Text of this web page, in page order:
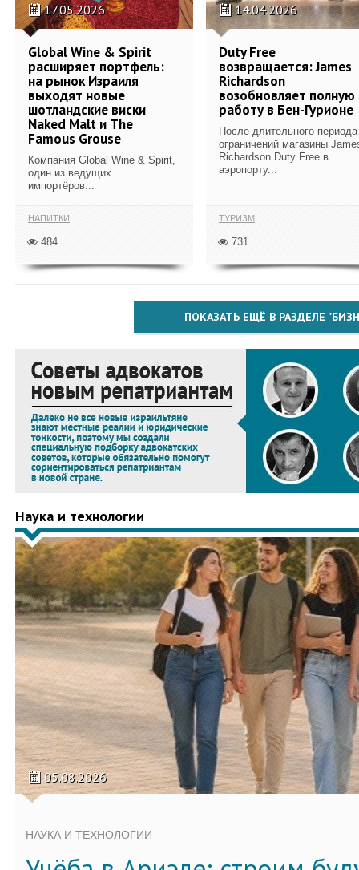
17.05.2026
Global Wine & Spirit
расширяет портфель:
на рынок Израиля
выходят новые
шотландские виски
Naked Malt и The
Famous Grouse
Компания Global Wine & Spirit,
один из ведущих
импортёров...
НАПИТКИ
484
14.04.2026
Duty Free
возвращается: James
Richardson
возобновляет полную
работу в Бен-Гурионе
После длительного периода
ограничений магазины
Richardson Duty Free в
аэропорту...
ТУРИЗМ
731
ПОКАЗАТЬ ЕЩЁ В РАЗДЕЛЕ
Наука и технологии
05.08.2026
НАУКА И ТЕХНОЛОГИИ